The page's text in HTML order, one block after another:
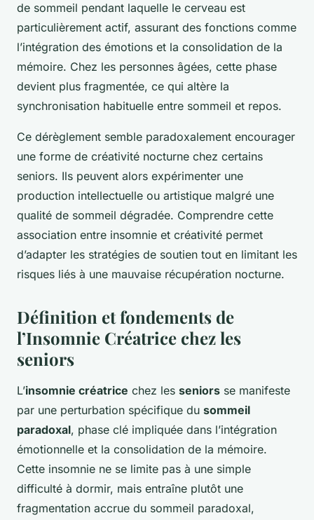
de sommeil pendant laquelle le cerveau est
particulièrement actif, assurant des fonctions comme
l’intégration des émotions et la consolidation de la
mémoire. Chez les personnes âgées, cette phase
devient plus fragmentée, ce qui altère la
synchronisation habituelle entre sommeil et repos.
Ce dérèglement semble paradoxalement encourager
une forme de créativité nocturne chez certains
seniors. Ils peuvent alors expérimenter une
production intellectuelle ou artistique malgré une
qualité de sommeil dégradée. Comprendre cette
association entre insomnie et créativité permet
d’adapter les stratégies de soutien tout en limitant les
risques liés à une mauvaise récupération nocturne.
Définition et fondements de
l’Insomnie Créatrice chez les
seniors
L’insomnie créatrice chez les seniors se manifeste
par une perturbation spécifique du sommeil
paradoxal, phase clé impliquée dans l’intégration
émotionnelle et la consolidation de la mémoire.
Cette insomnie ne se limite pas à une simple
difficulté à dormir, mais entraîne plutôt une
fragmentation accrue du sommeil paradoxal,